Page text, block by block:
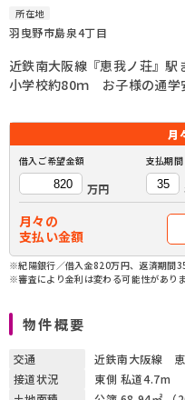
所在地
羽曳野市島泉4丁目
近鉄南大阪線『恵我ノ荘』駅
小学校約80ｍ お子様の通
月
借入ご希望金額
万円
支払期間
月々の
支払い金額
※紀陽銀行／借入金820万円、返済期間
※審査により金利は変わる可能性がありま
物件概要
交通
近鉄南大阪線
接道状況
東側 私道4.7m